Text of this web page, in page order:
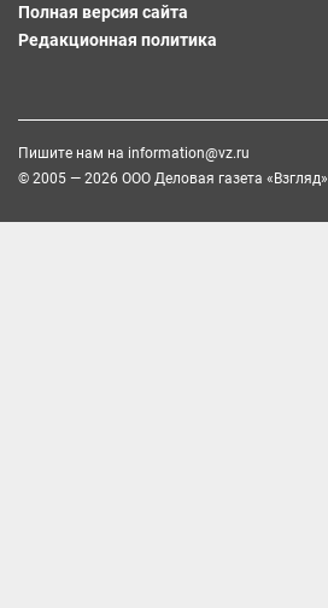
Полная версия сайта
Редакционная политика
Пишите нам на information@vz.ru
© 2005 — 2026 ООО Деловая газета «Взгляд»